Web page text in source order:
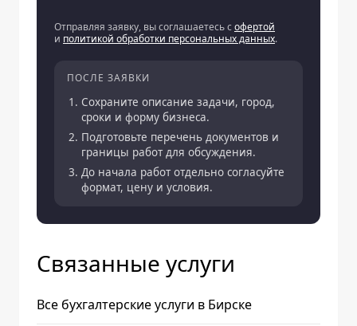
Отправляя заявку, вы соглашаетесь софертой
и политикой обработки персональных данных.
ПОСЛЕ ЗАЯВКИ
Сохраните описание задачи, город,
сроки и форму бизнеса.
Подготовьте перечень документов и
границы работ для обсуждения.
До начала работ отдельно согласуйте
формат, цену и условия.
Связанные услуги
Все бухгалтерские услуги в Бирске